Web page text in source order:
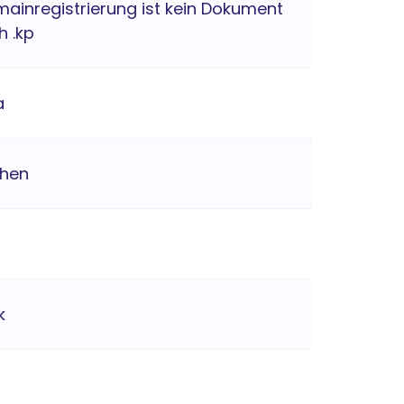
ist kein Dokument
.kp